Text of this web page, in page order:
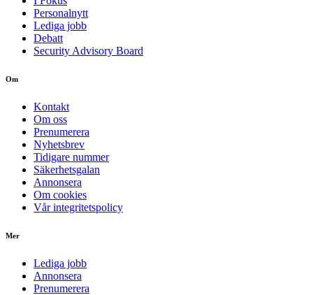
Personalnytt
Lediga jobb
Debatt
Security Advisory Board
Om
Kontakt
Om oss
Prenumerera
Nyhetsbrev
Tidigare nummer
Säkerhetsgalan
Annonsera
Om cookies
Vår integritetspolicy
Mer
Lediga jobb
Annonsera
Prenumerera